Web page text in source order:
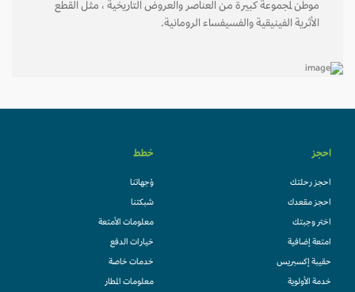
موطن لمجموعة كبيرة من العناصر والعروض التاريخية ، مثل القطع
الأثرية الفينيقية والفسيفساء الرومانية.
احجز
احجز رحلتك
احجز مقعدك
اختر وجبتك
امتعة إضافية
حقيبة إكسبريس
خدمة الأولوية
خطط
وُجهاتنا
شبكتنا
معلومات الأمتعة
خيارات الدفع
خدمات خاصة
معلومات المطار